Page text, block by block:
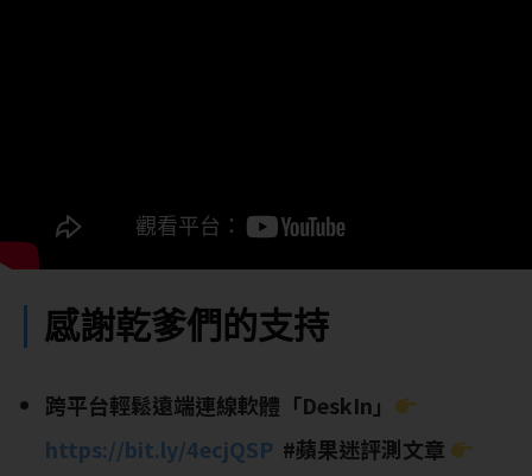
感謝乾爹們的支持
跨平台輕鬆遠端連線軟體「DeskIn」
https://bit.ly/4ecjQSP #蘋果迷評測文章